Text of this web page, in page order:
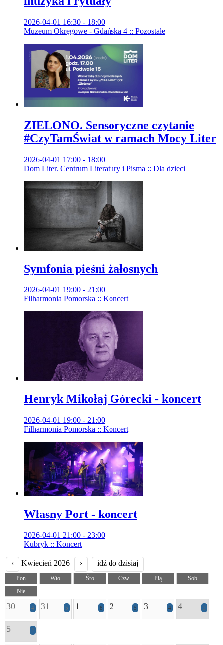
2026-04-01 16:30 - 18:00
Muzeum Okręgowe - Gdańska 4 :: Pozostałe
ZIELONO. Sensoryczne czytanie
#CzyTamŚwiat w ramach Mocy Liter
2026-04-01 17:00 - 18:00
Dom Liter. Centrum Literatury i Pisma :: Dla dzieci
Symfonia pieśni żałosnych
2026-04-01 19:00 - 21:00
Filharmonia Pomorska :: Koncert
Henryk Mikołaj Górecki - koncert
2026-04-01 19:00 - 21:00
Filharmonia Pomorska :: Koncert
Własny Port - koncert
2026-04-01 21:00 - 23:00
Kubryk :: Koncert
‹ Kwiecień 2026 › idź do dzisiaj
Pon Wto Śro Czw Pią
Sob
Nie
30 4 31 5 1 8 2 5 3 4 4 3
5 2